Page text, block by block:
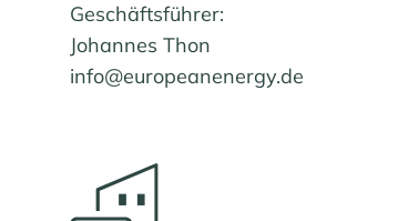
Geschäftsführer:
Johannes Thon
info@europeanenergy.de